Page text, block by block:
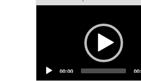
00:00